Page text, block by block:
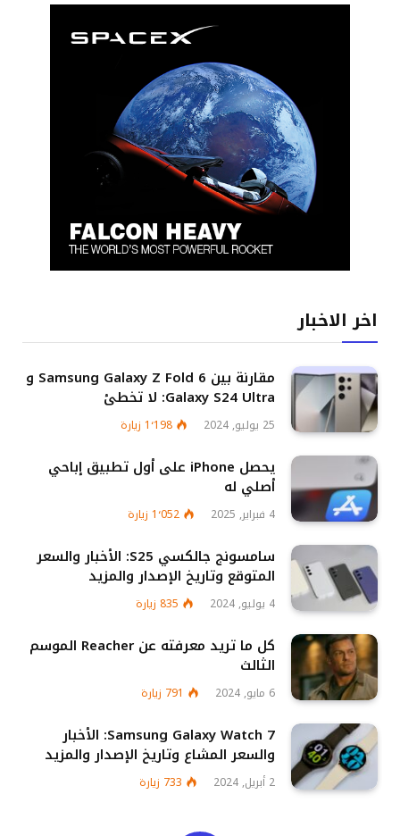
اخر الاخبار
مقارنة بين Samsung Galaxy Z Fold 6 و
Galaxy S24 Ultra: لا تخطئ
25 يوليو, 2024 1٬198 زيارة
يحصل iPhone على أول تطبيق إباحي
أصلي له
4 فبراير, 2025 1٬052 زيارة
سامسونج جالكسي S25: الأخبار والسعر
المتوقع وتاريخ الإصدار والمزيد
4 يوليو, 2024 835 زيارة
كل ما تريد معرفته عن Reacher الموسم
الثالث
6 مايو, 2024 791 زيارة
Samsung Galaxy Watch 7: الأخبار
والسعر المشاع وتاريخ الإصدار والمزيد
2 أبريل, 2024 733 زيارة